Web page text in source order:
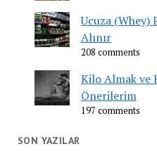
Ucuza (Whey)
Alınır
208 comments
Kilo Almak ve
Önerilerim
197 comments
SON YAZILAR